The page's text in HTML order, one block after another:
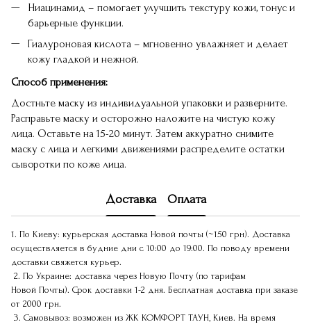
Ниацинамид – помогает улучшить текстуру кожи, тонус и
барьерные функции.
Гиалуроновая кислота – мгновенно увлажняет и делает
кожу гладкой и нежной.
Способ применения:
Достньте маску из индивидуальной упаковки и разверните.
Расправьте маску и осторожно наложите на чистую кожу
лица. Оставьте на 15-20 минут. Затем аккуратно снимите
маску с лица и легкими движениями распределите остатки
сыворотки по коже лица.
Доставка Оплата
1. По Киеву: курьерская доставка Новой почты (~150 грн). Доставка
осуществляется в будние дни с 10:00 до 19:00. По поводу времени
доставки свяжется курьер.
2. По Украине: доставка через Новую Почту (по тарифам
Новой Почты). Срок доставки 1-2 дня. Бесплатная доставка при заказе
от 2000 грн.
3. Самовывоз: возможен из ЖК КОМФОРТ ТАУН, Киев. На время